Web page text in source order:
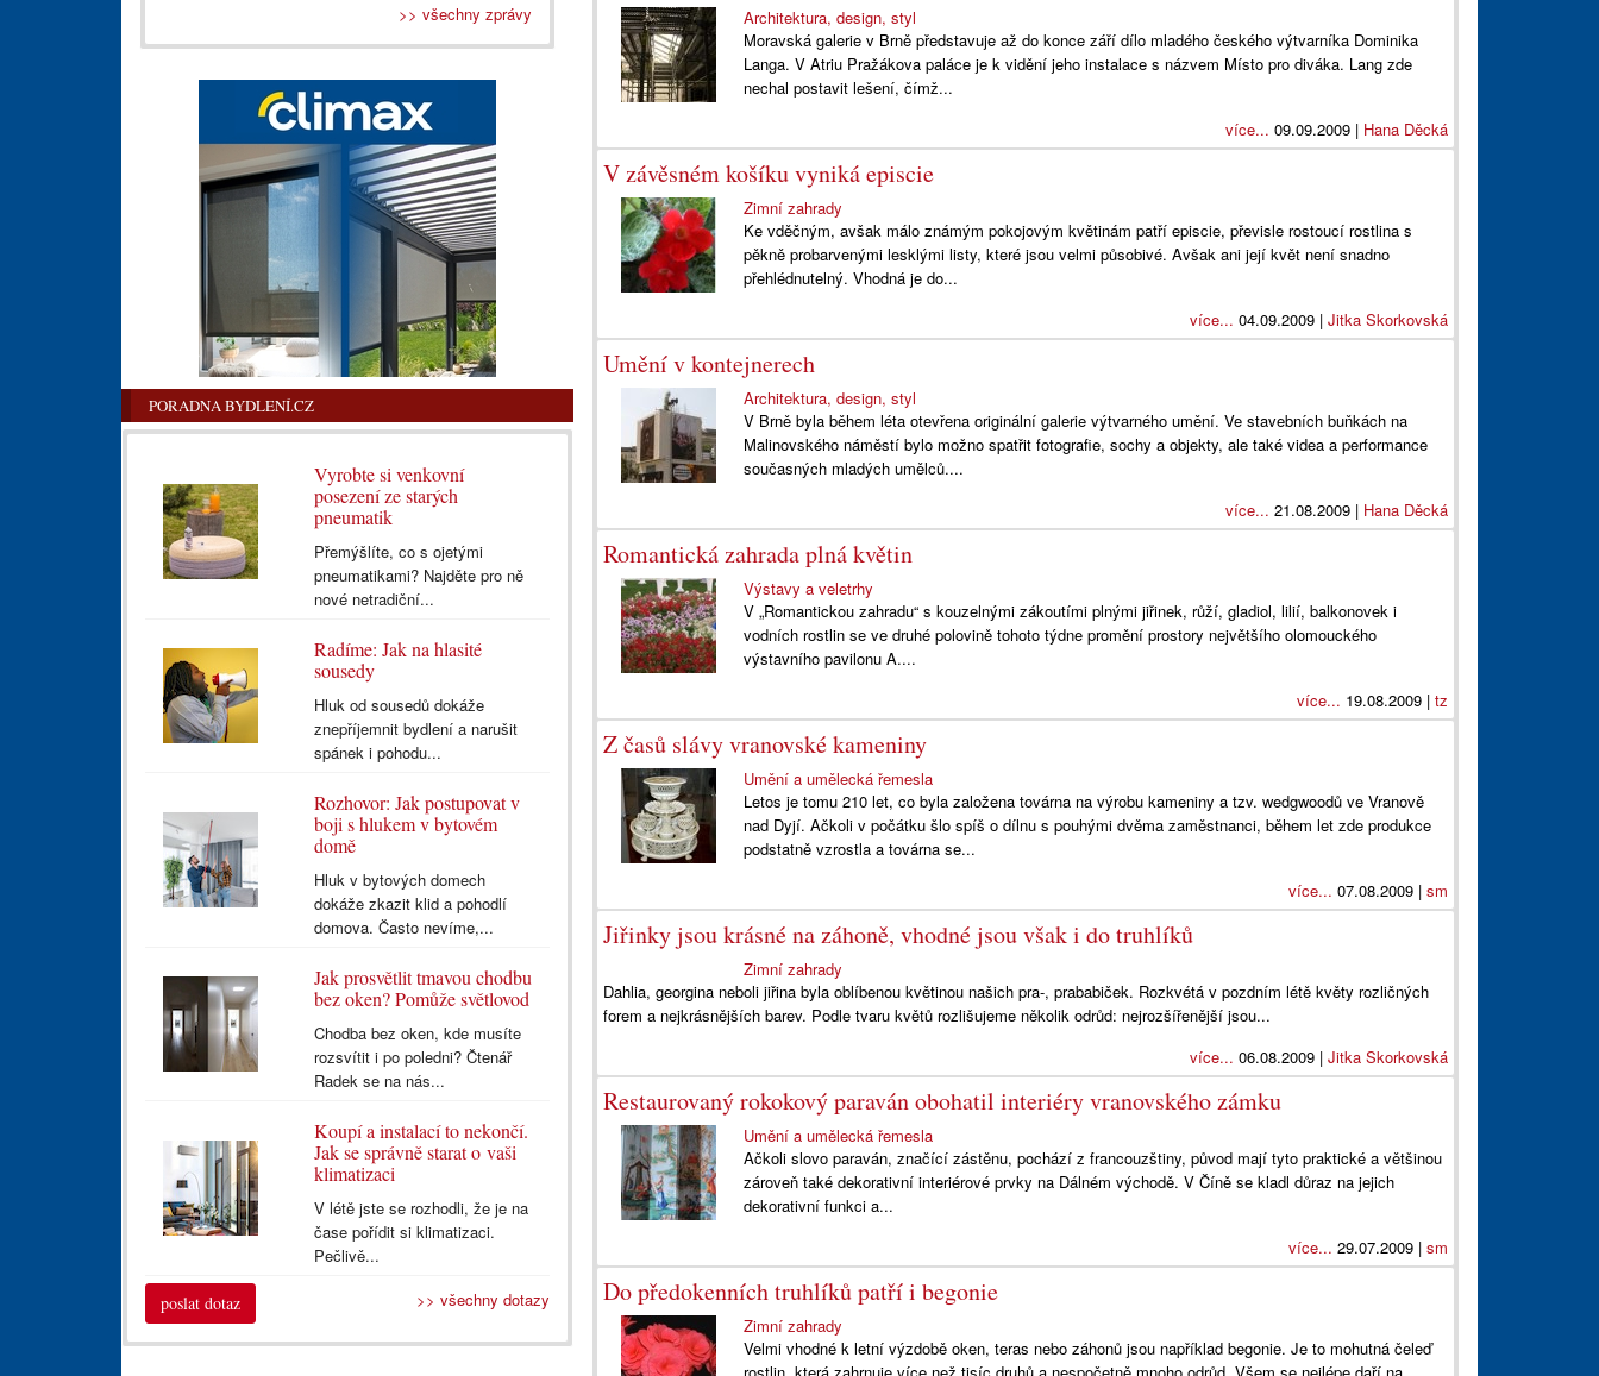
Architektura, design, styl
Moravská galerie v Brně představuje až do konce září dílo mladého českého výtvarníka Dominika
Langa. V Atriu Pražákova paláce je k vidění jeho instalace s názvem Místo pro diváka. Lang zde
nechal postavit lešení, čímž...
více... 09.09.2009 | Hana Děcká
V závěsném košíku vyniká episcie
Zimní zahrady
Ke vděčným, avšak málo známým pokojovým květinám patří episcie, převisle rostoucí rostlina s
pěkně probarvenými lesklými listy, které jsou velmi působivé. Avšak ani její květ není snadno
přehlédnutelný. Vhodná je do...
více... 04.09.2009 | Jitka Skorkovská
Umění v kontejnerech
Architektura, design, styl
V Brně byla během léta otevřena originální galerie výtvarného umění. Ve stavebních buňkách na
Malinovského náměstí bylo možno spatřit fotografie, sochy a objekty, ale také videa a performance
současných mladých umělců....
více... 21.08.2009 | Hana Děcká
Romantická zahrada plná květin
Výstavy a veletrhy
V „Romantickou zahradu“ s kouzelnými zákoutími plnými jiřinek, růží, gladiol, lilií, balkonovek i
vodních rostlin se ve druhé polovině tohoto týdne promění prostory největšího olomouckého
výstavního pavilonu A....
více... 19.08.2009 | tz
Z časů slávy vranovské kameniny
Umění a umělecká řemesla
Letos je tomu 210 let, co byla založena továrna na výrobu kameniny a tzv. wedgwoodů ve Vranově
nad Dyjí. Ačkoli v počátku šlo spíš o dílnu s pouhými dvěma zaměstnanci, během let zde produkce
podstatně vzrostla a továrna se...
více... 07.08.2009 | sm
Jiřinky jsou krásné na záhoně, vhodné jsou však i do truhlíků
Zimní zahrady
Dahlia, georgina neboli jiřina byla oblíbenou květinou našich pra-, prababiček. Rozkvétá v pozdním létě květy rozličných
forem a nejkrásnějších barev. Podle tvaru květů rozlišujeme několik odrůd: nejrozšířenější jsou...
více... 06.08.2009 | Jitka Skorkovská
Restaurovaný rokokový paraván obohatil interiéry vranovského zámku
Umění a umělecká řemesla
Ačkoli slovo paraván, značící zástěnu, pochází z francouzštiny, původ mají tyto praktické a většinou
zároveň také dekorativní interiérové prvky na Dálném východě. V Číně se kladl důraz na jejich
dekorativní funkci a...
více... 29.07.2009 | sm
Do předokenních truhlíků patří i begonie
Zimní zahrady
Velmi vhodné k letní výzdobě oken, teras nebo záhonů jsou například begonie. Je to mohutná čeleď
>> všechny zprávy
PORADNA BYDLENÍ.CZ
Vyrobte si venkovní
posezení ze starých
pneumatik
Přemýšlíte, co s ojetými
pneumatikami? Najděte pro ně
nové netradiční...
Radíme: Jak na hlasité
sousedy
Hluk od sousedů dokáže
znepříjemnit bydlení a narušit
spánek i pohodu...
Rozhovor: Jak postupovat v
boji s hlukem v bytovém
domě
Hluk v bytových domech
dokáže zkazit klid a pohodlí
domova. Často nevíme,...
Jak prosvětlit tmavou chodbu
bez oken? Pomůže světlovod
Chodba bez oken, kde musíte
rozsvítit i po poledni? Čtenář
Radek se na nás...
Koupí a instalací to nekončí.
Jak se správně starat o vaši
klimatizaci
V létě jste se rozhodli, že je na
čase pořídit si klimatizaci.
Pečlivě...
poslat dotaz >> všechny dotazy